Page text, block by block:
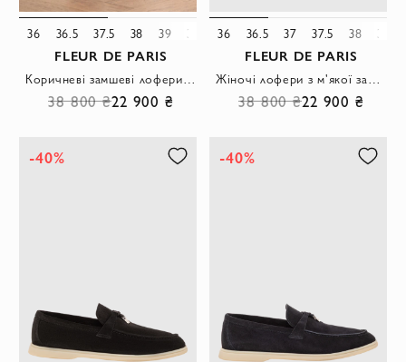
36 36.5 37.5 38 39 39.5
FLEUR DE PARIS
Коричневі замшеві лофери з металевими підвісками
38 800 ₴22 900 ₴
36 36.5 37 37.5 38 38.5
FLEUR DE PARIS
Жіночі лофери з м'якої замші з металевими підвісками.
38 800 ₴22 900 ₴
-40% -40%